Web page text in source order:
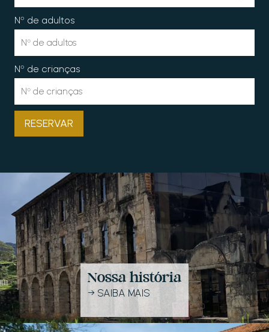
Nº de adultos
Nº de crianças
RESERVAR
Nossa história
→ SAIBA MAIS